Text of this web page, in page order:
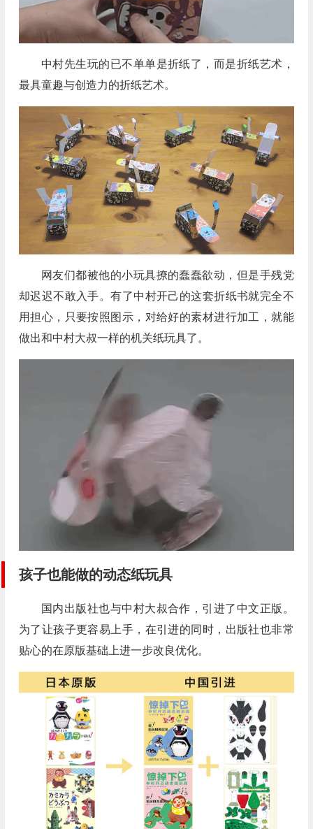
中村先生玩的已不单单是折纸了，而是折纸艺术，
最具童趣与创造力的折纸艺术。
网友们都被他的小玩具撩的蠢蠢欲动，但是手残党
却迟迟不敢入手。有了中村开己的这套折纸书就完全不
用担心，只要按照图示，对给好的素材进行加工，就能
做出和中村大叔一样的机关纸玩具了。
孩子也能做的动态纸玩具
国内出版社也与中村大叔合作，引进了中文正版。
为了让孩子更容易上手，在引进的同时，出版社也非常
贴心的在原版基础上进一步改良优化。